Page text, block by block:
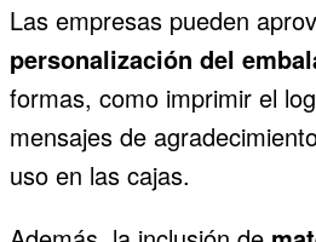
Las empresas pueden
personalización del
formas, como imprimir el
mensajes de
uso en las cajas.